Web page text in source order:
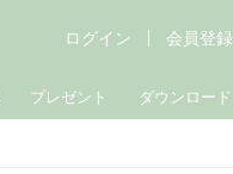
プレゼント ダウンロード
ログイン 会員登録